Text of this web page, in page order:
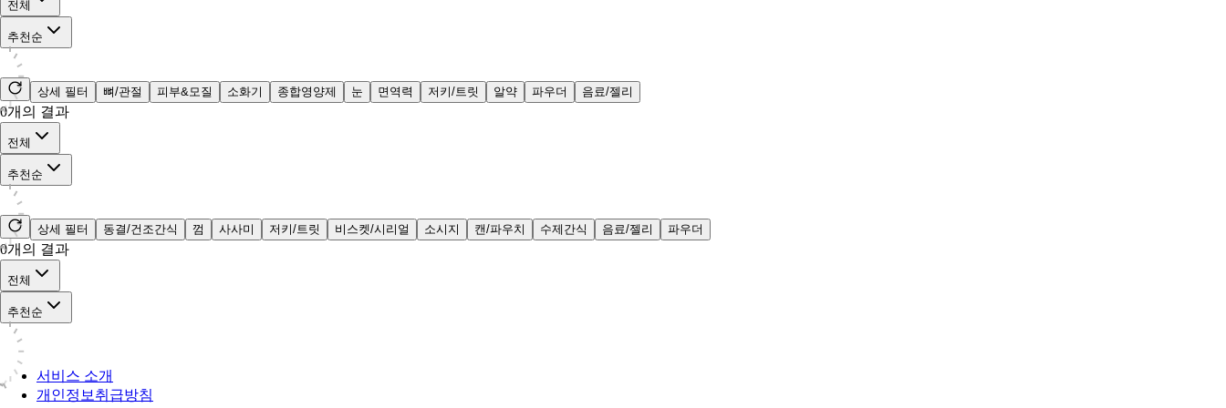
전체
추천순
상세 필터 뼈/관절 피부&모질 소화기 종합영양제 눈 면역력 저키/트릿 알약 파우더 음료/젤리
0개의 결과
전체
추천순
상세 필터 동결/건조간식 껌 사사미 저키/트릿 비스켓/시리얼 소시지 캔/파우치 수제간식 음료/젤리 파우더
0개의 결과
전체
추천순
서비스 소개
개인정보취급방침